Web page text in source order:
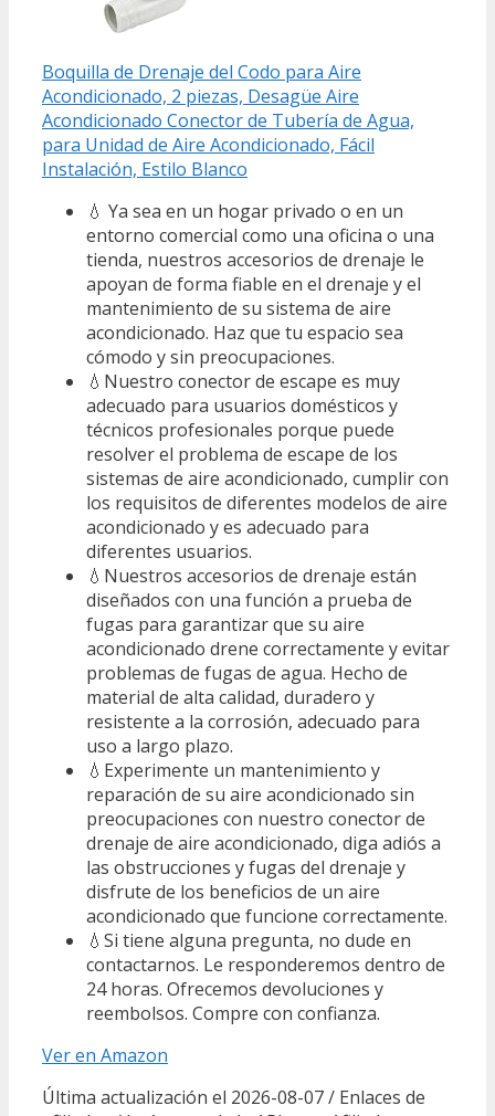
Boquilla de Drenaje del Codo para Aire
Acondicionado, 2 piezas, Desagüe Aire
Acondicionado Conector de Tubería de Agua,
para Unidad de Aire Acondicionado, Fácil
Instalación, Estilo Blanco
💧 Ya sea en un hogar privado o en un
entorno comercial como una oficina o una
tienda, nuestros accesorios de drenaje le
apoyan de forma fiable en el drenaje y el
mantenimiento de su sistema de aire
acondicionado. Haz que tu espacio sea
cómodo y sin preocupaciones.
💧Nuestro conector de escape es muy
adecuado para usuarios domésticos y
técnicos profesionales porque puede
resolver el problema de escape de los
sistemas de aire acondicionado, cumplir con
los requisitos de diferentes modelos de aire
acondicionado y es adecuado para
diferentes usuarios.
💧Nuestros accesorios de drenaje están
diseñados con una función a prueba de
fugas para garantizar que su aire
acondicionado drene correctamente y evitar
problemas de fugas de agua. Hecho de
material de alta calidad, duradero y
resistente a la corrosión, adecuado para
uso a largo plazo.
💧Experimente un mantenimiento y
reparación de su aire acondicionado sin
preocupaciones con nuestro conector de
drenaje de aire acondicionado, diga adiós a
las obstrucciones y fugas del drenaje y
disfrute de los beneficios de un aire
acondicionado que funcione correctamente.
💧Si tiene alguna pregunta, no dude en
contactarnos. Le responderemos dentro de
24 horas. Ofrecemos devoluciones y
reembolsos. Compre con confianza.
Ver en Amazon
Última actualización el 2026-08-07 / Enlaces de